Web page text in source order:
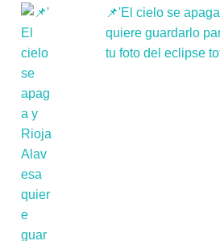
📌'El cielo se
quiere guardarlo
tu foto del eclipse